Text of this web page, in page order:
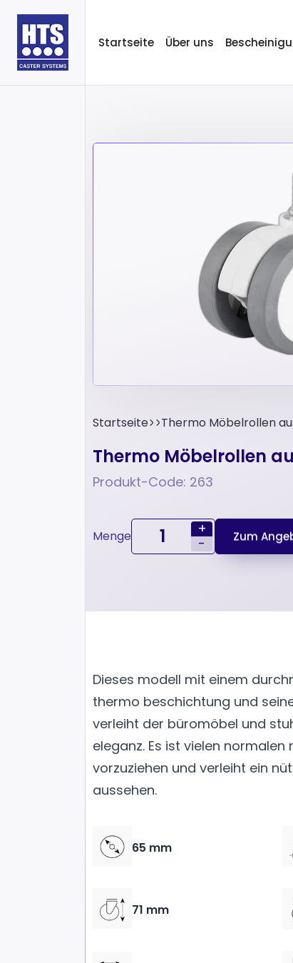
Startseite Über uns
Startseite Thermo Möbelrollen
Thermo Möbelrollen
Produkt-Code: 263
Menge
+
-
Zum
Dieses modell mit einem
thermo beschichtung und
verleiht der büromöbel und
eleganz. Es ist vielen
vorzuziehen und verleiht ein
aussehen.
65 mm
71 mm